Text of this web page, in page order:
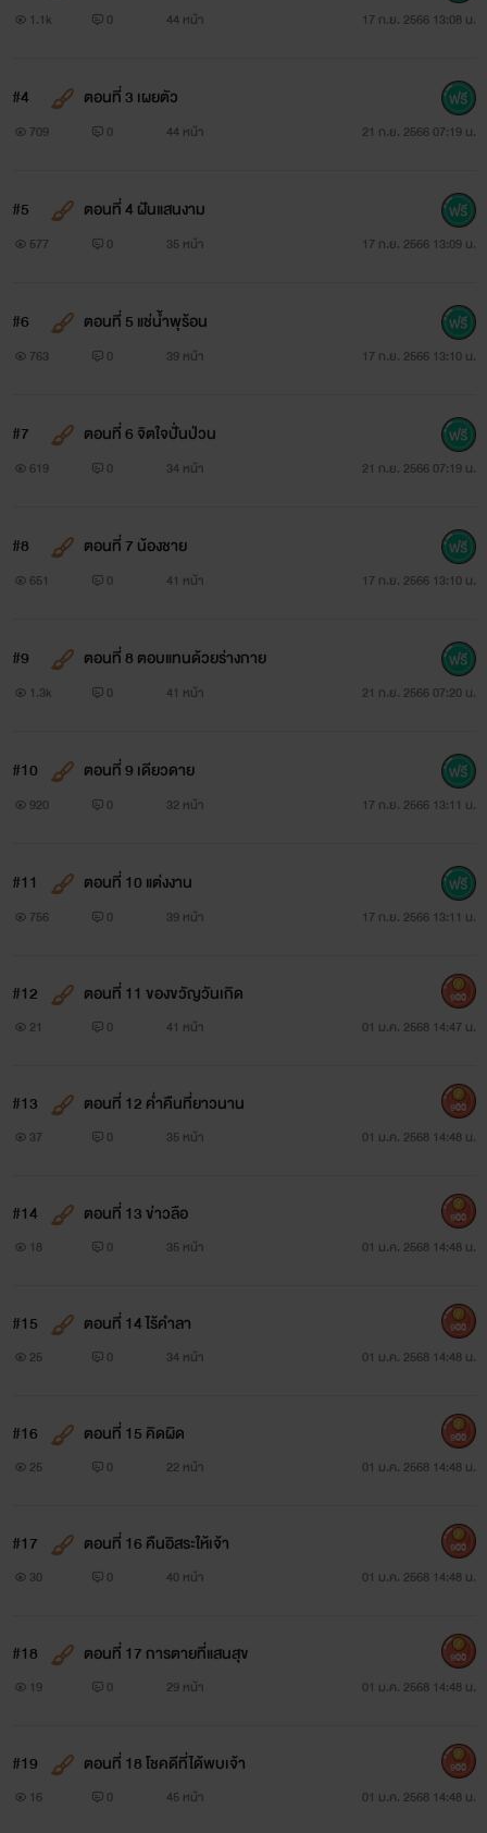
1.1k 0 44 หน้า 17 ก.ย. 2566 13:08 น.
#4 ตอนที่ 3 เผยตัว
709 0 44 หน้า 21 ก.ย. 2566 07:19 น.
#5 ตอนที่ 4 ฝันแสนงาม
577 0 35 หน้า 17 ก.ย. 2566 13:09 น.
#6 ตอนที่ 5 แช่น้ำพุร้อน
763 0 39 หน้า 17 ก.ย. 2566 13:10 น.
#7 ตอนที่ 6 จิตใจปั่นป่วน
619 0 34 หน้า 21 ก.ย. 2566 07:19 น.
#8 ตอนที่ 7 น้องชาย
651 0 41 หน้า 17 ก.ย. 2566 13:10 น.
#9 ตอนที่ 8 ตอบแทนด้วยร่างกาย
1.3k 0 41 หน้า 21 ก.ย. 2566 07:20 น.
#10 ตอนที่ 9 เดียวดาย
920 0 32 หน้า 17 ก.ย. 2566 13:11 น.
#11 ตอนที่ 10 แต่งงาน
756 0 39 หน้า 17 ก.ย. 2566 13:11 น.
#12 ตอนที่ 11 ของขวัญวันเกิด
21 0 41 หน้า 01 ม.ค. 2568 14:47 น.
900
#13 ตอนที่ 12 ค่ำคืนที่ยาวนาน
37 0 35 หน้า 01 ม.ค. 2568 14:48 น.
900
#14 ตอนที่ 13 ข่าวลือ
18 0 35 หน้า 01 ม.ค. 2568 14:48 น.
900
#15 ตอนที่ 14 ไร้คำลา
25 0 34 หน้า 01 ม.ค. 2568 14:48 น.
900
#16 ตอนที่ 15 คิดผิด
25 0 22 หน้า 01 ม.ค. 2568 14:48 น.
900
#17 ตอนที่ 16 คืนอิสระให้เจ้า
30 0 40 หน้า 01 ม.ค. 2568 14:48 น.
900
#18 ตอนที่ 17 การตายที่แสนสุข
19 0 29 หน้า 01 ม.ค. 2568 14:48 น.
900
#19 ตอนที่ 18 โชคดีที่ได้พบเจ้า
16 0 45 หน้า 01 ม.ค. 2568 14:48 น.
900